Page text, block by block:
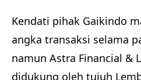
Kendati pihak Gaikindo
angka transaksi selama
namun Astra Financial &
didukung oleh tujuh